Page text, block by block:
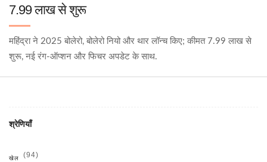
7.99 लाख से शुरू
महिंद्रा ने 2025 बोलेरो, बोलेरो नियो और थार लॉन्च किए; कीमत 7.99 लाख से
शुरू, नई रंग-ऑप्शन और फिचर अपडेट के साथ.
श्रेणियाँ
खेल (94)